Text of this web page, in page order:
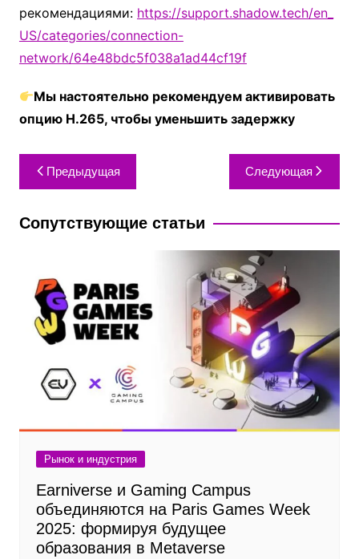
рекомендациями: https://support.shadow.tech/en_
US/categories/connection-
network/64e48bdc5f038a1ad44cf19f
Мы настоятельно рекомендуем активировать
опцию H.265, чтобы уменьшить задержку
Предыдущая Следующая
Сопутствующие статьи
Рынок и индустрия
Earniverse и Gaming Campus
объединяются на Paris Games Week
2025: формируя будущее
образования в Metaverse